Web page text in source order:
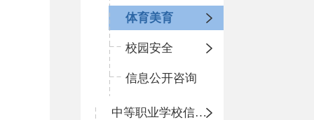
体育美育
校园安全
信息公开咨询
中等职业学校信息公开